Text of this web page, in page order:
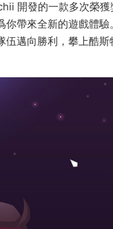
開發的一款多次榮
帶來全新的遊戲體
邁向勝利，攀上酷